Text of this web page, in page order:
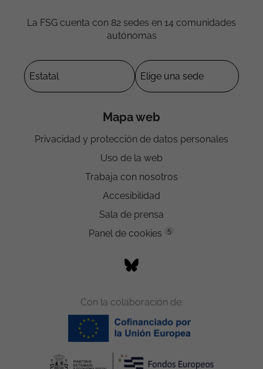
La FSG cuenta con 82 sedes en 14 comunidades
autónomas
Mapa web
Privacidad y protección de datos personales
Uso de la web
Trabaja con nosotros
Accesibilidad
Sala de prensa
Panel de cookies
5
Con la colaboración de: